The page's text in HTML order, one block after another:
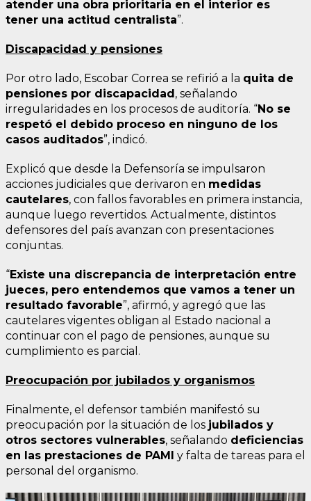
atender una obra prioritaria en el interior es
tener una actitud centralista”.
Discapacidad y pensiones
Por otro lado, Escobar Correa se refirió a la quita de
pensiones por discapacidad , señalando
irregularidades en los procesos de auditoría. “No se
respetó el debido proceso en ninguno de los
casos auditados”, indicó.
Explicó que desde la Defensoría se impulsaron
acciones judiciales que derivaron en medidas
cautelares, con fallos favorables en primera instancia,
aunque luego revertidos. Actualmente, distintos
defensores del país avanzan con presentaciones
conjuntas.
“Existe una discrepancia de interpretación entre
jueces, pero entendemos que vamos a tener un
resultado favorable”, afirmó, y agregó que las
cautelares vigentes obligan al Estado nacional a
continuar con el pago de pensiones, aunque su
cumplimiento es parcial.
Preocupación por jubilados y organismos
Finalmente, el defensor también manifestó su
preocupación por la situación de los jubilados y
otros sectores vulnerables, señalando deficiencias
en las prestaciones de PAMI
y falta de tareas para el
personal del organismo.